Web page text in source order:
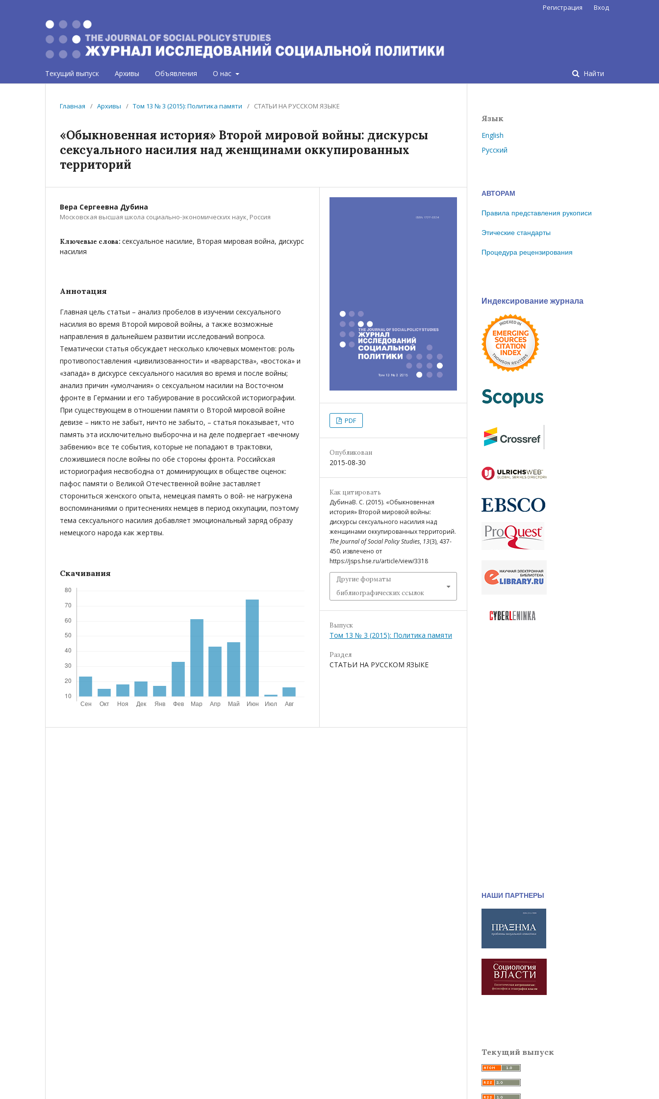
Текущий выпуск Архивы Объявления О нас Найти
Регистрация Вход
Главная / Архивы / Том 13 № 3 (2015): Политика памяти / СТАТЬИ НА РУССКОМ ЯЗЫКЕ
«Обыкновенная история» Второй мировой войны: дискурсы
сексуального насилия над женщинами оккупированных
территорий
Вера Сергеевна Дубина
Московская высшая школа социально-экономических наук, Россия
Ключевые слова: сексуальное насилие, Вторая мировая война, дискурс
насилия
Аннотация
Главная цель статьи – анализ пробелов в изучении сексуального
насилия во время Второй мировой войны, а также возможные
направления в дальнейшем развитии исследований вопроса.
Тематически статья обсуждает несколько ключевых моментов: роль
противопоставления «цивилизованности» и «варварства», «востока» и
«запада» в дискурсе сексуального насилия во время и после войны;
анализ причин «умолчания» о сексуальном насилии на Восточном
фронте в Германии и его табуирование в российской историографии.
При существующем в отношении памяти о Второй мировой войне
девизе – никто не забыт, ничто не забыто, – статья показывает, что
память эта исключительно выборочна и на деле подвергает «вечному
забвению» все те события, которые не попадают в трактовки,
сложившиеся после войны по обе стороны фронта. Российская
историография несвободна от доминирующих в обществе оценок:
пафос памяти о Великой Отечественной войне заставляет
сторониться женского опыта, немецкая память о вой- не нагружена
воспоминаниями о притеснениях немцев в период оккупации, поэтому
тема сексуального насилия добавляет эмоциональный заряд образу
немецкого народа как жертвы.
Скачивания
PDF
Опубликован
2015-08-30
Как цитировать
ДубинаВ. С. (2015). «Обыкновенная
история» Второй мировой войны:
дискурсы сексуального насилия над
женщинами оккупированных территорий.
The Journal of Social Policy Studies, 13(3), 437-
450. извлечено от
https://jsps.hse.ru/article/view/3318
Другие форматы
библиографических ссылок
Выпуск
Том 13 № 3 (2015): Политика памяти
Раздел
СТАТЬИ НА РУССКОМ ЯЗЫКЕ
Язык
English
Русский
АВТОРАМ
Правила представления рукописи
Этические стандарты
Процедура рецензирования
Индексирование журнала
НАШИ ПАРТНЕРЫ
Текущий выпуск